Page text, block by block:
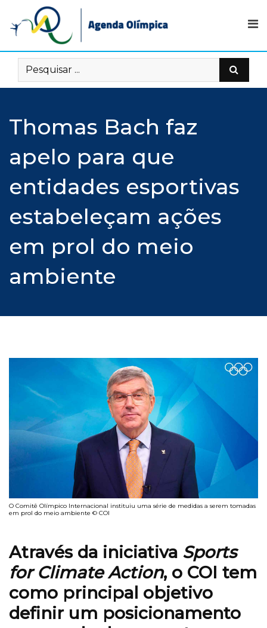
content
Thomas Bach faz
apelo para que
entidades esportivas
estabeleçam ações
em prol do meio
ambiente
O Comitê Olímpico Internacional instituiu uma série de medidas a serem tomadas
em prol do meio ambiente © COI
Através da iniciativa Sports
for Climate Action, o COI tem
como principal objetivo
definir um posicionamento